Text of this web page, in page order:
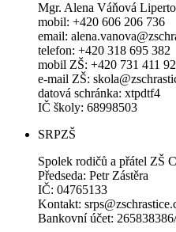
Mgr. Alena Váňová
mobil: +420 606 206 736
email:
telefon: +420 318 695 382
mobil ZŠ: +420 731 411
e-mail ZŠ:
datová schránka: xtpdtf4
IČ školy: 68998503
SRPZŠ
Spolek rodičů a přátel ZŠ
Předseda: Petr Zástěra
IČ: 04765133
Kontakt:
Bankovní účet: